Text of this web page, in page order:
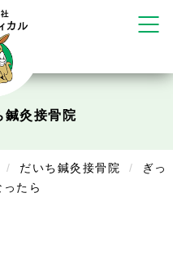
ウェルネス鍼灸院・接骨院 甲府千
Cure
鍼灸接骨院
だいち鍼灸接骨院
ぎっ
ったら